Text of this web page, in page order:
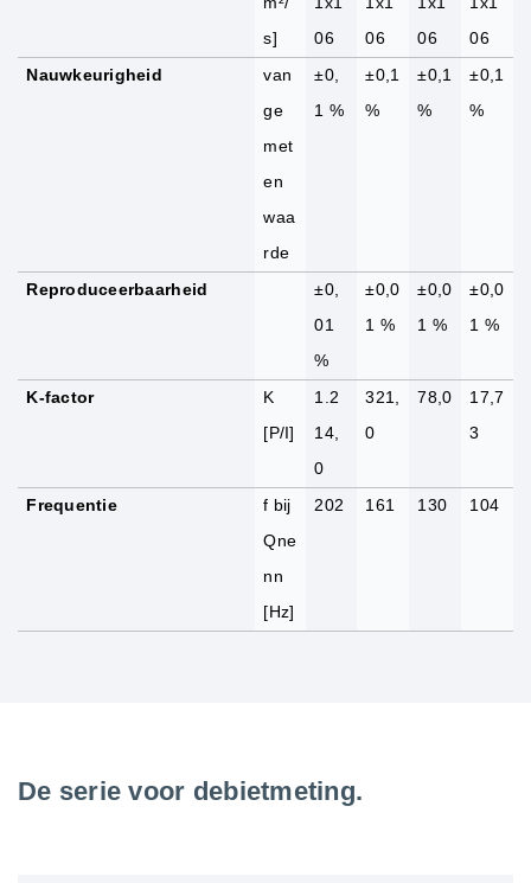
s]
06
06
06
06
Nauwkeurigheid
van
ge
met
en
waa
rde
±0,
1 %
±0,1
%
±0,1
%
±0,1
%
Reproduceerbaarheid
±0,
01
%
±0,0
1 %
±0,0
1 %
±0,0
1 %
K-factor
K
[P/I]
1.2
14,
0
321,
0
78,0
17,7
3
Frequentie
f bij
Qne
nn
[Hz]
202 161 130 104
De serie voor debietmeting.